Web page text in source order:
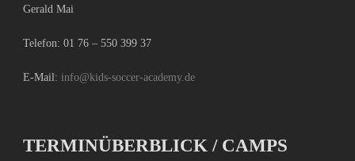
Gerald Mai
Telefon: 01 76 – 550 399 37
E-Mail: info@kids-soccer-academy.de
TERMINÜBERBLICK / CAMPS